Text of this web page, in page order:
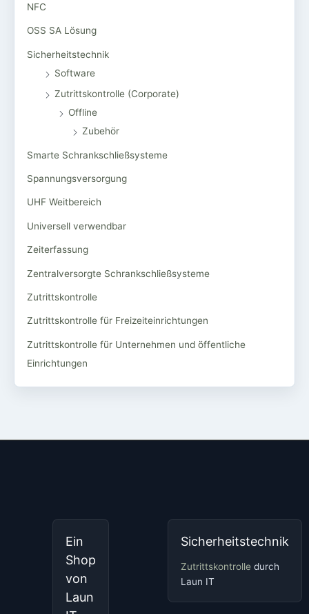
NFC
OSS SA Lösung
Sicherheitstechnik
Software
Zutrittskontrolle (Corporate)
Offline
Zubehör
Smarte Schrankschließsysteme
Spannungsversorgung
UHF Weitbereich
Universell verwendbar
Zeiterfassung
Zentralversorgte Schrankschließsysteme
Zutrittskontrolle
Zutrittskontrolle für Freizeiteinrichtungen
Zutrittskontrolle für Unternehmen und öffentliche
Einrichtungen
Ein
Shop
von
Laun
Sicherheitstechnik
Zutrittskontrolle durch
Laun IT